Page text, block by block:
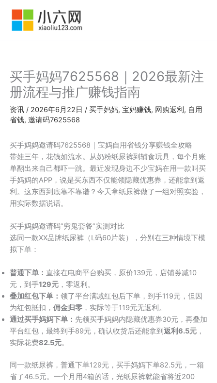
买手妈妈7625568｜2026最新注
册流程与推广赚钱指南
资讯 / 2026年6月22日 / 买手妈妈, 宝妈赚钱, 网购返利 , 自用
省钱, 邀请码7625568
买手妈妈邀请码7625568｜宝妈自用省钱分享赚钱全攻略
带娃三年，花钱如流水。从奶粉纸尿裤到辅食玩具，每个月账
单翻出来自己都吓一跳。最近发现身边不少宝妈在用一款叫买
手妈妈的APP，说是买东西不仅能领隐藏优惠券，还能拿到返
利。这东西到底靠不靠谱？今天拿纸尿裤做了一组对照实验，
用实际数据说话。
买手妈妈邀请码”穷鬼套餐”实测对比
选同一款XX品牌纸尿裤（L码60片装），分别在三种情境下模
拟下单：
普通下单： 直接在电商平台购买，原价139元，店铺券减10
元，到手129元 ，零返利。
叠加红包下单： 领了平台满减红包后下单，到手119元，但因
为红包抵扣， 佣金归零 ，实际等于119元无返利。
通过买手妈妈下单： 先领买手妈妈内隐藏优惠券30元，再叠加
平台红包，最终到手89元，确认收货后还能拿到 返利6.5元 ，
实际花费82.5元。
同一款纸尿裤，普通下单129元，买手妈妈下单82.5元，一箱
省了46.5元。一个月用4箱的话，光纸尿裤就能省将近200